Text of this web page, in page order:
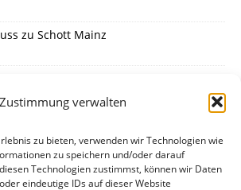
Zustimmung verwalten
zu bieten, verwenden wir Technologien wie
zu speichern und/oder darauf
Technologien zustimmst, können wir Daten
eindeutige IDs auf dieser Website
zu Schott Mainz